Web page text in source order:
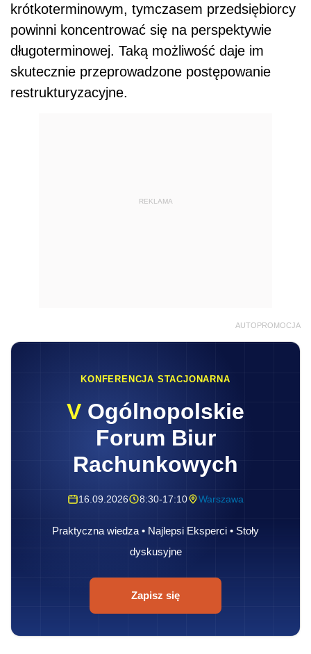
krótkoterminowym, tymczasem przedsiębiorcy
powinni koncentrować się na perspektywie
długoterminowej. Taką możliwość daje im
skutecznie przeprowadzone postępowanie
restrukturyzacyjne.
REKLAMA
AUTOPROMOCJA
KONFERENCJA STACJONARNA
V Ogólnopolskie
Forum Biur
Rachunkowych
16.09.2026 8:30-17:10 Warszawa
Praktyczna wiedza • Najlepsi Eksperci • Stoły
dyskusyjne
Zapisz się